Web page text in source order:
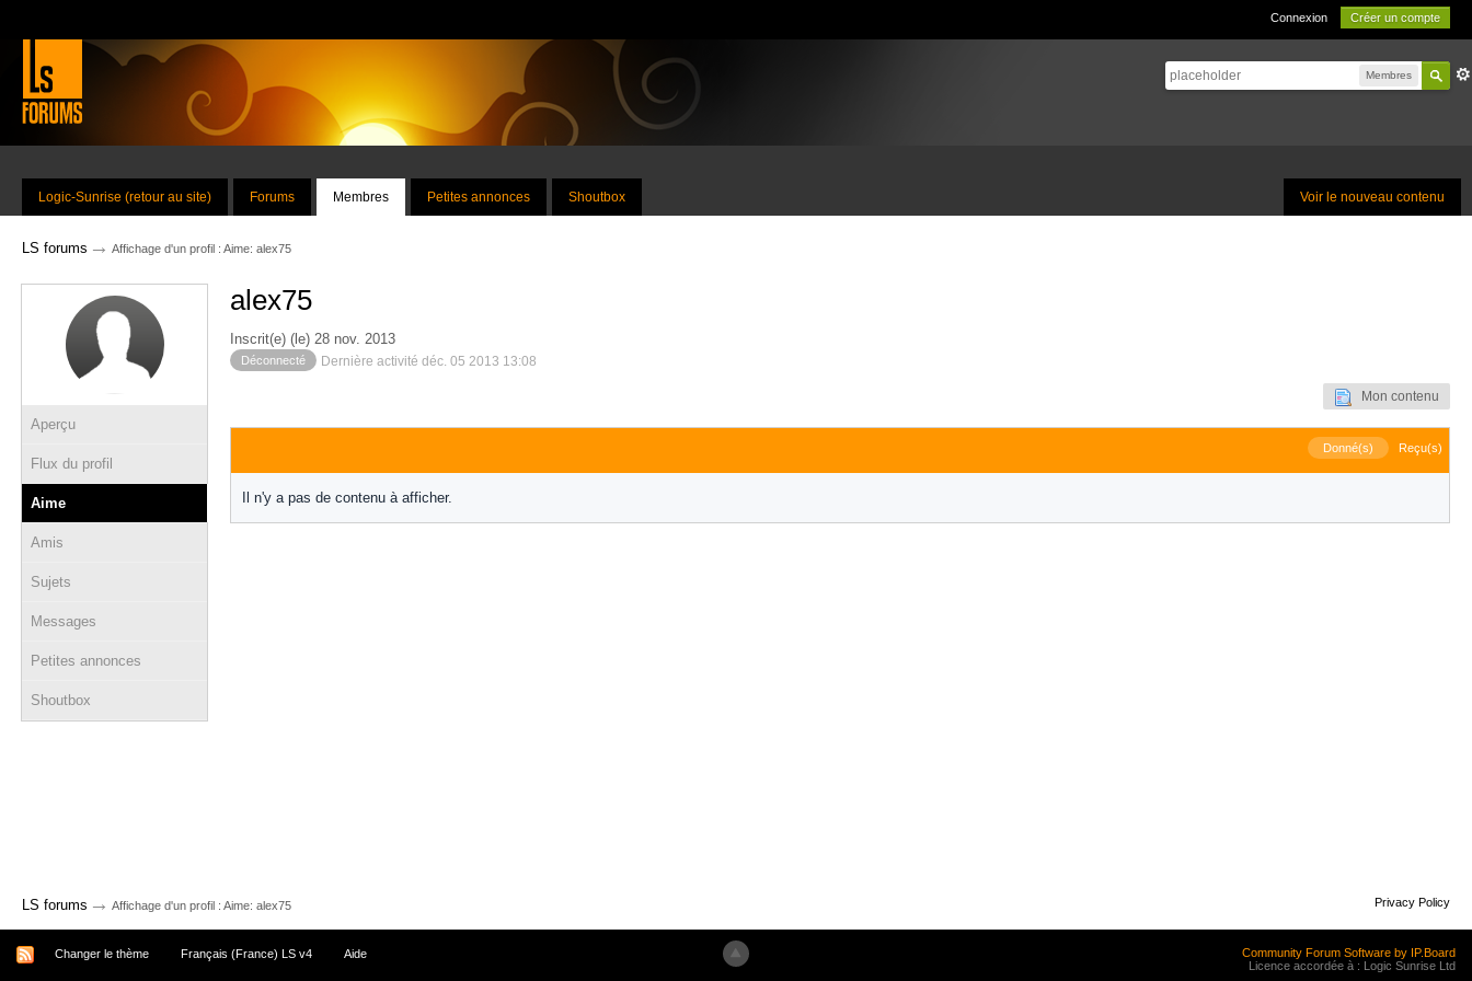
Connexion Créer un compte
Membres
Voir le nouveau contenu
Logic-Sunrise (retour au site) Forums Membres Petites annonces Shoutbox
LS forums → Affichage d'un profil : Aime: alex75
Aperçu
Flux du profil
Aime
Amis
Sujets
Messages
Petites annonces
Shoutbox
alex75
Inscrit(e) (le) 28 nov. 2013
Déconnecté Dernière activité déc. 05 2013 13:08
Mon contenu
Donné(s) Reçu(s)
Il n'y a pas de contenu à afficher.
LS forums → Affichage d'un profil : Aime: alex75 Privacy Policy
Changer le thème Français (France) LS v4 Aide
Community Forum Software by IP.Board
Licence accordée à : Logic Sunrise Ltd